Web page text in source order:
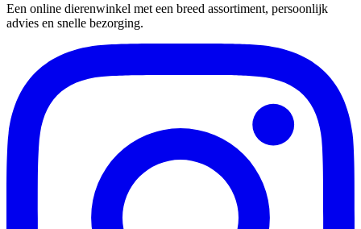
Een online dierenwinkel met een breed assortiment, persoonlijk
advies en snelle bezorging.